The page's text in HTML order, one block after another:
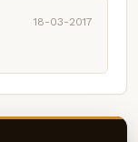
18-03-2017